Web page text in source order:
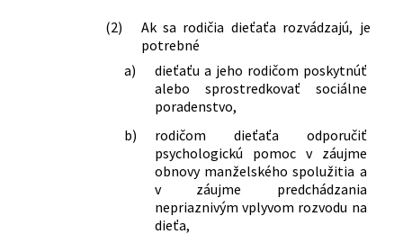
(2)
Ak sa rodičia dieťaťa rozvádzajú, je
potrebné
a)
dieťaťu a jeho rodičom poskytnúť
alebo sprostredkovať sociálne
poradenstvo,
b)
rodičom dieťaťa odporučiť
psychologickú pomoc v záujme
obnovy manželského spolužitia a
v záujme predchádzania
nepriaznivým vplyvom rozvodu na
dieťa,